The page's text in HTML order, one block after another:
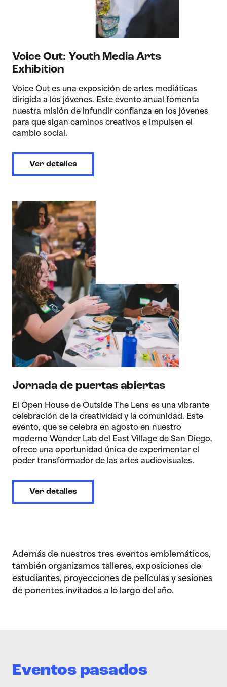
Voice Out: Youth Media Arts
Exhibition
Voice Out es una exposición de artes mediáticas
dirigida a los jóvenes. Este evento anual fomenta
nuestra misión de infundir confianza en los jóvenes
para que sigan caminos creativos e impulsen el
cambio social.
Ver detalles
Jornada de puertas abiertas
El Open House de Outside The Lens es una vibrante
celebración de la creatividad y la comunidad. Este
evento, que se celebra en agosto en nuestro
moderno Wonder Lab del East Village de San Diego,
ofrece una oportunidad única de experimentar el
poder transformador de las artes audiovisuales.
Ver detalles
Además de nuestros tres eventos emblemáticos,
también organizamos talleres, exposiciones de
estudiantes, proyecciones de películas y sesiones
de ponentes invitados a lo largo del año.
Eventos pasados